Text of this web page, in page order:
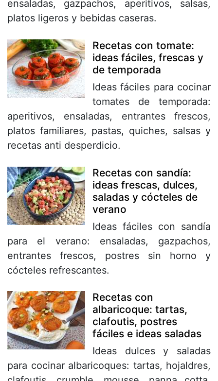
ensaladas, gazpachos, aperitivos, salsas,
platos ligeros y bebidas caseras.
Recetas con tomate:
ideas fáciles, frescas y
de temporada
Ideas fáciles para cocinar
tomates de temporada:
aperitivos, ensaladas, entrantes frescos,
platos familiares, pastas, quiches, salsas y
recetas anti desperdicio.
Recetas con sandía:
ideas frescas, dulces,
saladas y cócteles de
verano
Ideas fáciles con sandía
para el verano: ensaladas, gazpachos,
entrantes frescos, postres sin horno y
cócteles refrescantes.
Recetas con
albaricoque: tartas,
clafoutis, postres
fáciles e ideas saladas
Ideas dulces y saladas
para cocinar albaricoques: tartas, hojaldres,